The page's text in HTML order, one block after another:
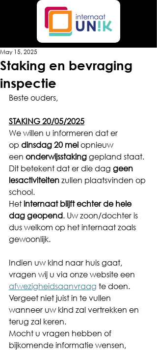
Staking en bevraging
inspectie
May 15, 2025
Beste ouders,
STAKING 20/05/2025
We willen u informeren dat er
op dinsdag 20 mei opnieuw
een onderwijsstaking gepland staat.
Dit betekent dat er die dag geen
lesactiviteiten zullen plaatsvinden op
school.
Het internaat blijft echter de hele
dag geopend. Uw zoon/dochter is
dus welkom op het internaat zoals
gewoonlijk.
Indien uw kind naar huis gaat,
vragen wij u via onze website een
afwezigheidsaanvraag te doen.
Vergeet niet juist in te vullen
wanneer uw kind zal vertrekken en
terug zal keren.
Mocht u vragen hebben of
bijkomende informatie wensen,